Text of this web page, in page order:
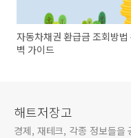
자동차채권 환급금 조회방법
벽 가이드
해트저장고
경제, 재테크, 각종 정보들을